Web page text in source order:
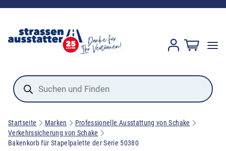
Products
search
Startseite Marken
Professionelle Ausstattung von Schake
Verkehrssicherung von Schake
Bakenkorb für Stapelpalette der Serie 50380